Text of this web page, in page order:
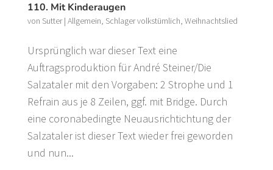
110. Mit Kinderaugen
von Sutter| Allgemein, Schlager volkstümlich, Weihnachtslied
Ursprünglich war dieser Text eine
Auftragsproduktion für André Steiner/Die
Salzataler mit den Vorgaben: 2 Strophe und 1
Refrain aus je 8 Zeilen, ggf. mit Bridge. Durch
eine coronabedingte Neuausrichtichtung der
Salzataler ist dieser Text wieder frei geworden
und nun...